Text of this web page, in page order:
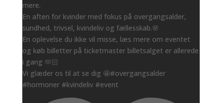
mere.
En aften for kvinder med fokus på overgangsalder,
sundhed, trivsel, kvindeliv og fællesskab.🌸
En oplevelse du ikke vil misse, læs mere om eventet
og køb billetter på ticketmaster billetsalget er allerede
i gang 🫶🏻
Vi glæder os til at se dig 🤩#overgangsalder
#hormoner #kvindeliv #event